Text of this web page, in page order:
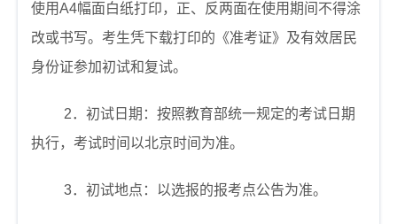
使用A4幅面白纸打印，正、反两面在使用期间不得涂
改或书写。考生凭下载打印的《准考证》及有效居民
身份证参加初试和复试。
2．初试日期：按照教育部统一规定的考试日期
执行，考试时间以北京时间为准。
3．初试地点：以选报的报考点公告为准。